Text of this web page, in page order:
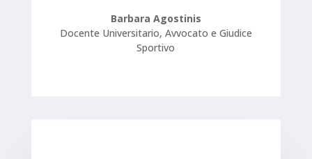
Barbara Agostinis
Docente Universitario, Avvocato e Giudice
Sportivo